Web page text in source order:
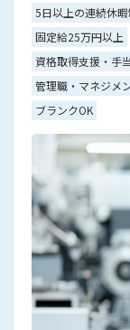
5日以上の連続休
固定給25万円以上
資格取得支援・手
管理職・マネジメ
ブランクOK